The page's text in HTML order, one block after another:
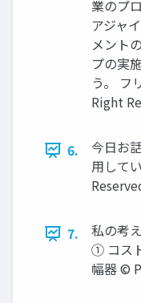
業のプ
アジャ
メント
プの実
う。 フ
Right
6.
今日お
用して
7.
私の考
① コス
幅器 ©︎